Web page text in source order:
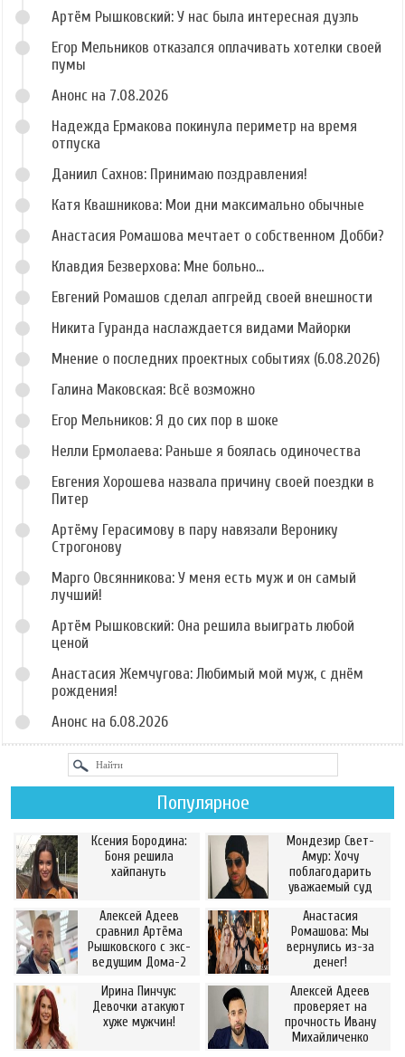
Артём Рышковский: У нас была интересная дуэль
Егор Мельников отказался оплачивать хотелки своей
пумы
Анонс на 7.08.2026
Надежда Ермакова покинула периметр на время
отпуска
Даниил Сахнов: Принимаю поздравления!
Катя Квашникова: Мои дни максимально обычные
Анастасия Ромашова мечтает о собственном Добби?
Клавдия Безверхова: Мне больно...
Евгений Ромашов сделал апгрейд своей внешности
Никита Гуранда наслаждается видами Майорки
Мнение о последних проектных событиях (6.08.2026)
Галина Маковская: Всё возможно
Егор Мельников: Я до сих пор в шоке
Нелли Ермолаева: Раньше я боялась одиночества
Евгения Хорошева назвала причину своей поездки в
Питер
Артёму Герасимову в пару навязали Веронику
Строгонову
Марго Овсянникова: У меня есть муж и он самый
лучший!
Артём Рышковский: Она решила выиграть любой
ценой
Анастасия Жемчугова: Любимый мой муж, с днём
рождения!
Анонс на 6.08.2026
Популярное
Ксения Бородина:
Боня решила
хайпануть
Мондезир Свет-
Амур: Хочу
поблагодарить
уважаемый суд
Алексей Адеев
сравнил Артёма
Рышковского с экс-
ведущим Дома-2
Анастасия
Ромашова: Мы
вернулись из-за
денег!
Ирина Пинчук:
Девочки атакуют
хуже мужчин!
Алексей Адеев
проверяет на
прочность Ивану
Михайличенко